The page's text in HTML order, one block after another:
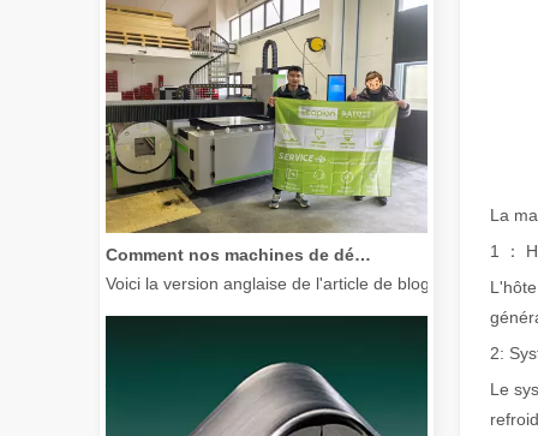
Comment nos machines de découpe laser renforcent la fabrication mexicaine
Voici la version anglaise de l'article de blog, adaptée à
La
1 ：
2:
Le